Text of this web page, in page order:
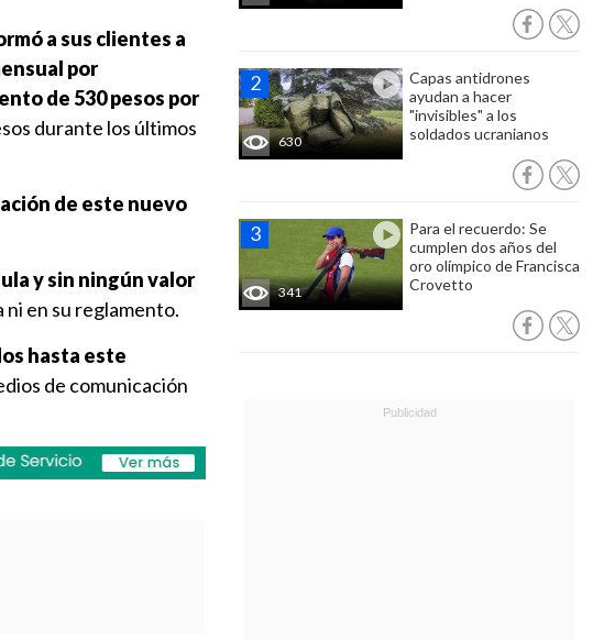
630
Capas antidrones
ayudan a hacer
"invisibles" a los
soldados ucranianos
341
Para el recuerdo: Se
cumplen dos años del
oro olímpico de Francisca
Crovetto
a sus clientes a
por
de 530 pesos por
durante los últimos
de este nuevo
y sin ningún valor
en su reglamento.
hasta este
de comunicación